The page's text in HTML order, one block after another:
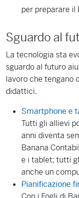
per preparare il
Sguardo al
La tecnologia sta
sguardo al futuro
lavoro che tengano
didattici.
Smartphone e
Tutti gli allievi
anni diventa
Banana
e i tablet; tutti
anche un
Pianificazione